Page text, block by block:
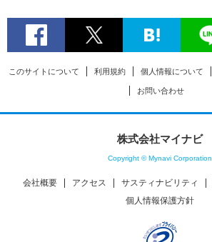
このサイトについて 利用規約 個人情報について
お問い合わせ
株式会社マイナビ
Copyright © Mynavi Corporation
会社概要 アクセス サスティナビリティ
個人情報保護方針